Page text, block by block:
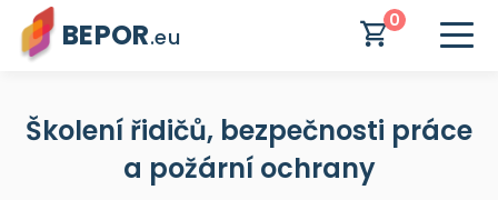
BEPOR.eu
0
Školení řidičů, bezpečnosti práce
a požární ochrany